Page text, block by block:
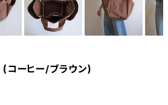
ーヒー/ブラウン)